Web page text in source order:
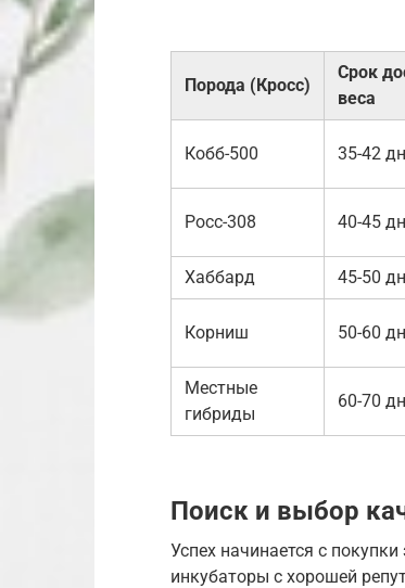
Порода (Кросс)
Срок
веса
Кобб-500 35-42
Росс-308 40-45
Хаббард 45-50
Корниш 50-60
Местные
гибриды
60-70
Поиск и выбор
Успех начинается с
инкубаторы с хорошей